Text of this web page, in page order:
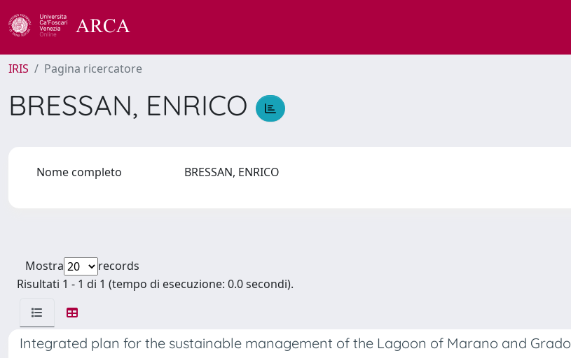
IRIS Pagina ricercatore
BRESSAN, ENRICO
Nome completo BRESSAN, ENRICO
Mostra
records
Risultati 1 - 1 di 1 (tempo di esecuzione: 0.0 secondi).
Integrated plan for the sustainable management of the Lagoon of Marano and Grado